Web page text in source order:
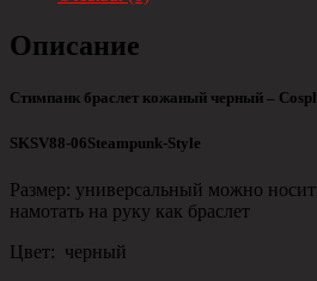
Описание
Стимпанк браслет кожаный черный –
SKSV88-06Steampunk-Style
Размер: универсальный можно
намотать на руку как браслет
Цвет: черный